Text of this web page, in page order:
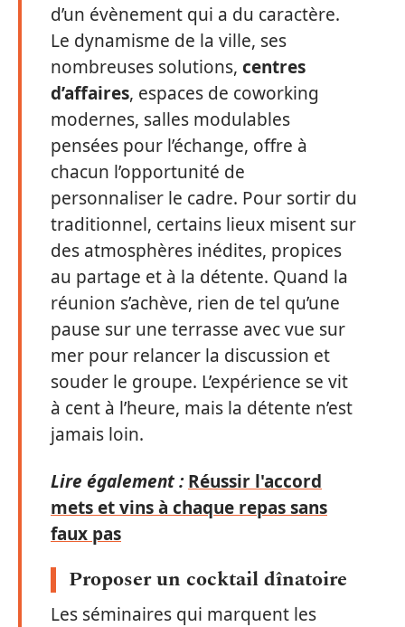
d’un évènement qui a du caractère.
Le dynamisme de la ville, ses
nombreuses solutions, centres
d’affaires, espaces de coworking
modernes, salles modulables
pensées pour l’échange, offre à
chacun l’opportunité de
personnaliser le cadre. Pour sortir du
traditionnel, certains lieux misent sur
des atmosphères inédites, propices
au partage et à la détente. Quand la
réunion s’achève, rien de tel qu’une
pause sur une terrasse avec vue sur
mer pour relancer la discussion et
souder le groupe. L’expérience se vit
à cent à l’heure, mais la détente n’est
jamais loin.
Lire également : Réussir l'accord
mets et vins à chaque repas sans
faux pas
Proposer un cocktail dînatoire
Les séminaires qui marquent les